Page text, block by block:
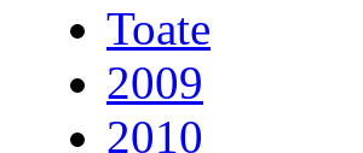
Toate
2009
2010